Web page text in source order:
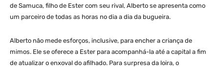
de Samuca, filho de Ester com seu rival, Alberto se apresenta como
um parceiro de todas as horas no dia a dia da bugueira.
Alberto não mede esforços, inclusive, para encher a criança de
mimos. Ele se oferece a Ester para acompanhá-la até a capital a fim
de atualizar o enxoval do afilhado. Para surpresa da loira, o